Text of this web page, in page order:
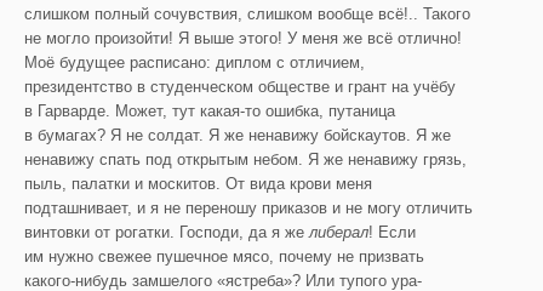
слишком полный сочувствия, слишком вообще всё!.. Такого
не могло произойти! Я выше этого! У меня же всё отлично!
Моё будущее расписано: диплом с отличием,
президентство в студенческом обществе и грант на учёбу
в Гарварде. Может, тут какая-то ошибка, путаница
в бумагах? Я не солдат. Я же ненавижу бойскаутов. Я же
ненавижу спать под открытым небом. Я же ненавижу грязь,
пыль, палатки и москитов. От вида крови меня
подташнивает, и я не переношу приказов и не могу отличить
винтовки от рогатки. Господи, да я желиберал! Если
им нужно свежее пушечное мясо, почему не призвать
какого-нибудь замшелого «ястреба»? Или тупого ура-